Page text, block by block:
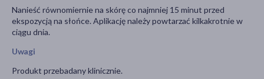
Nanieść równomiernie na skórę co najmniej 15 minut przed
ekspozycją na słońce. Aplikację należy powtarzać kilkakrotnie w
ciągu dnia.
Uwagi
Produkt przebadany klinicznie.